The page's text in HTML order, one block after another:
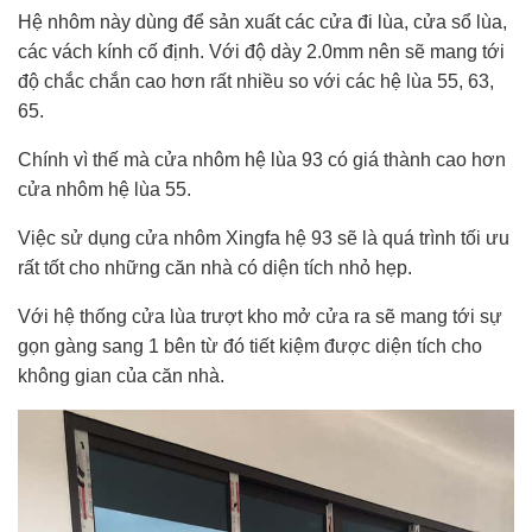
Hệ nhôm này dùng để sản xuất các cửa đi lùa, cửa sổ lùa,
các vách kính cố định. Với độ dày 2.0mm nên sẽ mang tới
độ chắc chắn cao hơn rất nhiều so với các hệ lùa 55, 63,
65.
Chính vì thế mà cửa nhôm hệ lùa 93 có giá thành cao hơn
cửa nhôm hệ lùa 55.
Việc sử dụng cửa nhôm Xingfa hệ 93 sẽ là quá trình tối ưu
rất tốt cho những căn nhà có diện tích nhỏ hẹp.
Với hệ thống cửa lùa trượt kho mở cửa ra sẽ mang tới sự
gọn gàng sang 1 bên từ đó tiết kiệm được diện tích cho
không gian của căn nhà.